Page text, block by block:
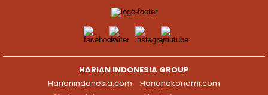
HARIAN INDONESIA GROUP
Harianindonesia.com
Harianekonomi.com